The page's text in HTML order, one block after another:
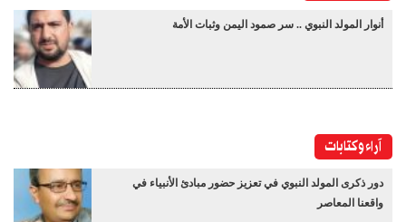
أنوار المولد النبوي .. سر صمود اليمن وثبات الأمة
آراء وكتابات
دور ذكرى المولد النبوي في تعزيز حضور مبادئ الأنبياء في
واقعنا المعاصر